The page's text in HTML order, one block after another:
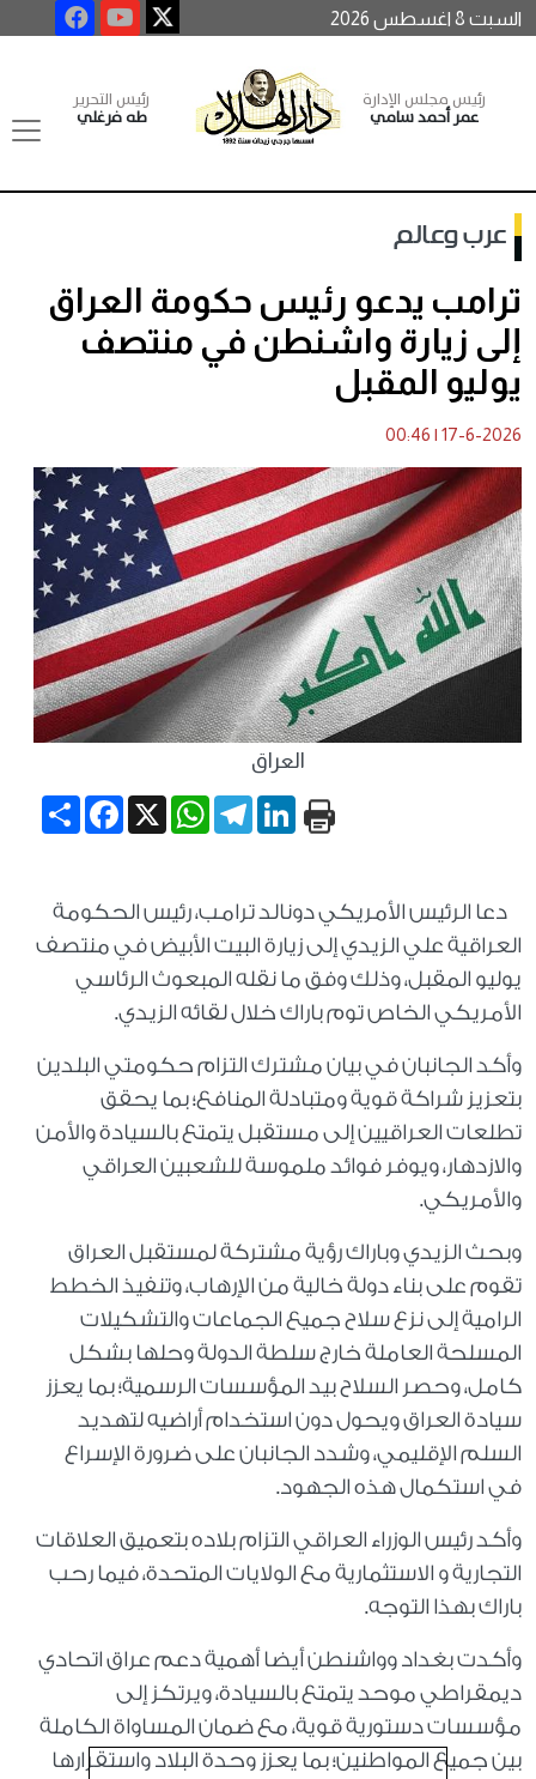
السبت 8 اغسطس 2026
رئيس مجلس الإدارة
عمر أحمد سامي
رئيس التحرير
طه فرغلي
عرب وعالم
ترامب يدعو رئيس حكومة العراق
إلى زيارة واشنطن في منتصف
يوليو المقبل
17-6-2026
|
00:46
العراق
Share
Facebook X
WhatsApp
TelegramLinkedIn
دعا الرئيس الأمريكي دونالد ترامب، رئيس الحكومة
العراقية علي الزيدي إلى زيارة البيت الأبيض في منتصف
يوليو المقبل، وذلك وفق ما نقله المبعوث الرئاسي
الأمريكي الخاص توم باراك خلال لقائه الزيدي.
وأكد الجانبان في بيان مشترك التزام حكومتي البلدين
بتعزيز شراكة قوية ومتبادلة المنافع؛ بما يحقق
تطلعات العراقيين إلى مستقبل يتمتع بالسيادة والأمن
والازدهار، ويوفر فوائد ملموسة للشعبين العراقي
والأمريكي.
وبحث الزيدي وباراك رؤية مشتركة لمستقبل العراق
تقوم على بناء دولة خالية من الإرهاب، وتنفيذ الخطط
الرامية إلى نزع سلاح جميع الجماعات والتشكيلات
المسلحة العاملة خارج سلطة الدولة وحلها بشكل
كامل، وحصر السلاح بيد المؤسسات الرسمية؛ بما يعزز
سيادة العراق ويحول دون استخدام أراضيه لتهديد
السلم الإقليمي، وشدد الجانبان على ضرورة الإسراع
في استكمال هذه الجهود.
وأكد رئيس الوزراء العراقي التزام بلاده بتعميق العلاقات
التجارية و الاستثمارية مع الولايات المتحدة، فيما رحب
باراك بهذا التوجه.
وأكدت بغداد وواشنطن أيضا أهمية دعم عراق اتحادي
ديمقراطي موحد يتمتع بالسيادة، ويرتكز إلى
مؤسسات دستورية قوية، مع ضمان المساواة الكاملة
بين جميع المواطنين؛ بما يعزز وحدة البلاد واستقرارها